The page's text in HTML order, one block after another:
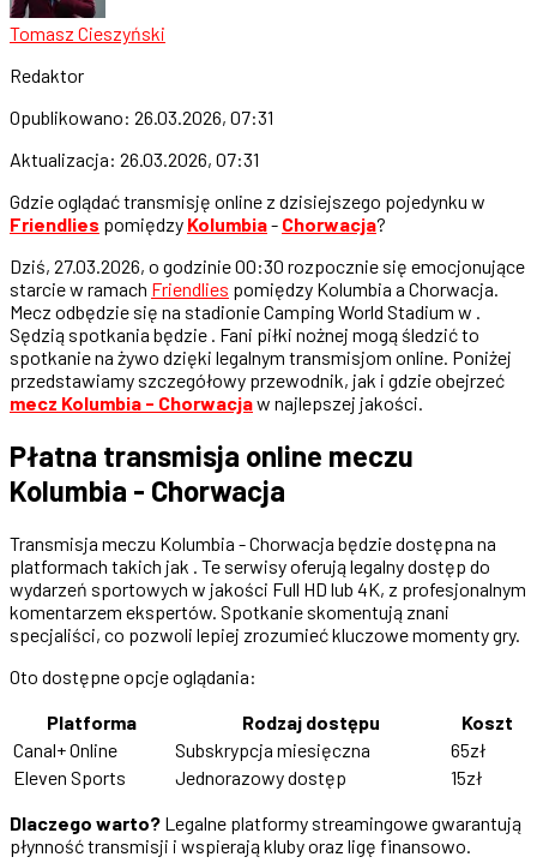
Tomasz Cieszyński
Redaktor
Opublikowano: 26.03.2026, 07:31
Aktualizacja: 26.03.2026, 07:31
Gdzie oglądać transmisję online z dzisiejszego pojedynku w
Friendlies pomiędzy Kolumbia- Chorwacja?
Dziś, 27.03.2026, o godzinie 00:30 rozpocznie się emocjonujące
starcie w ramach Friendlies pomiędzy Kolumbia a Chorwacja.
Mecz odbędzie się na stadionie Camping World Stadium w .
Sędzią spotkania będzie . Fani piłki nożnej mogą śledzić to
spotkanie na żywo dzięki legalnym transmisjom online. Poniżej
przedstawiamy szczegółowy przewodnik, jak i gdzie obejrzeć
mecz Kolumbia - Chorwacjaw najlepszej jakości.
Płatna transmisja online meczu
Kolumbia - Chorwacja
Transmisja meczu Kolumbia - Chorwacja będzie dostępna na
platformach takich jak . Te serwisy oferują legalny dostęp do
wydarzeń sportowych w jakości Full HD lub 4K, z profesjonalnym
komentarzem ekspertów. Spotkanie skomentują znani
specjaliści, co pozwoli lepiej zrozumieć kluczowe momenty gry.
Oto dostępne opcje oglądania:
Platforma
Rodzaj dostępu
Koszt
Canal+ Online
Subskrypcja miesięczna
65zł
Eleven Sports
Jednorazowy dostęp
15zł
Dlaczego warto? Legalne platformy streamingowe gwarantują
płynność transmisji i wspierają kluby oraz ligę finansowo.